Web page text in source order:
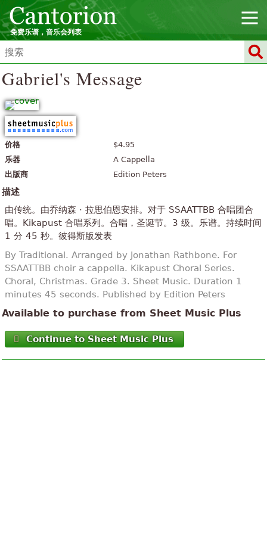
免费乐谱，音乐会列表
Gabriel's Message
价格
$4.95
乐器
A Cappella
出版商
Edition Peters
描述
由传统。由乔纳森 · 拉思伯恩安排。对于 SSAATTBB 合唱团合
唱。Kikapust 合唱系列。合唱，圣诞节。3 级。乐谱。持续时间
1 分 45 秒。彼得斯版发表
By Traditional. Arranged by Jonathan Rathbone. For
SSAATTBB choir a cappella. Kikapust Choral Series.
Choral, Christmas. Grade 3. Sheet Music. Duration 1
minutes 45 seconds. Published by Edition Peters
Available to purchase from Sheet Music Plus
Continue to Sheet Music Plus